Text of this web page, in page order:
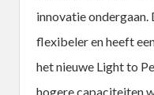
innovatie ondergaan.
flexibeler en heeft
het nieuwe Light to
hogere capaciteiten